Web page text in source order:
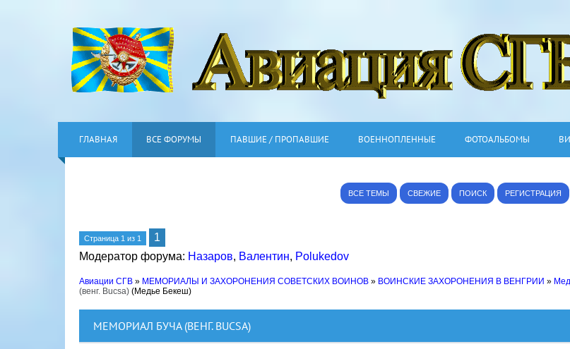
ГЛАВНАЯ ВСЕ ФОРУМЫ ПАВШИЕ / ПРОПАВШИЕ ВОЕННОПЛЕННЫЕ ФОТОАЛЬБОМЫ
ВСЕ ТЕМЫ СВЕЖИЕ ПОИСК РЕГИСТРАЦИЯ
Страница 1 из 1
1
Модератор форума: Назаров, Валентин, Polukedov
Авиации СГВ » МЕМОРИАЛЫ И ЗАХОРОНЕНИЯ СОВЕТСКИХ ВОИНОВ » ВОИНСКИЕ ЗАХОРОНЕНИЯ В ВЕНГРИИ »
(венг. Bucsa) (Медье Бекеш)
МЕМОРИАЛ БУЧА (ВЕНГ. BUCSA)